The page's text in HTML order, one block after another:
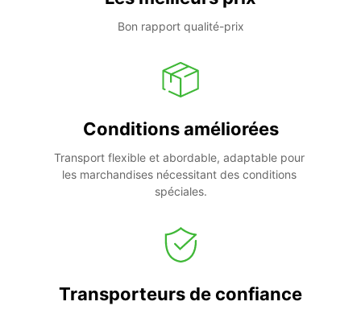
Bon rapport qualité-prix
Conditions améliorées
Transport flexible et abordable, adaptable pour
les marchandises nécessitant des conditions
spéciales.
Transporteurs de confiance